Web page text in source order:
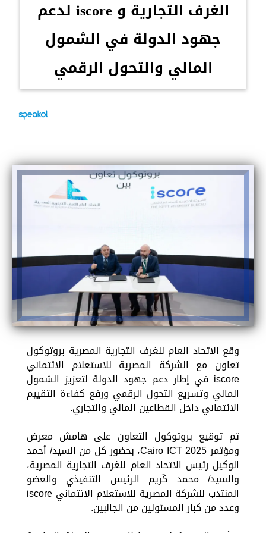
الغرف التجارية و iscore لدعم
جهود الدولة في الشمول
المالي والتحول الرقمي
وقع الاتحاد العام للغرف التجارية المصرية بروتوكول
تعاون مع الشركة المصرية للاستعلام الائتماني
iscore في إطار دعم جهود الدولة لتعزيز الشمول
المالي وتسريع التحول الرقمي ورفع كفاءة التقييم
الائتماني داخل القطاعين المالي والتجاري.
تم توقيع بروتوكول التعاون على هامش معرض
ومؤتمر Cairo ICT 2025، بحضور كل من السيد/ أحمد
الوكيل رئيس الاتحاد العام للغرف التجارية المصرية،
والسيد/ محمد كُريم الرئيس التنفيذي والعضو
المنتدب للشركة المصرية للاستعلام الائتماني iscore
وعدد من كبار المسئولين من الجانبين.